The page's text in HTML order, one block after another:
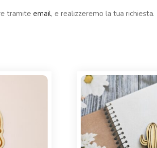
tramite email, e realizzeremo la tua richiesta.